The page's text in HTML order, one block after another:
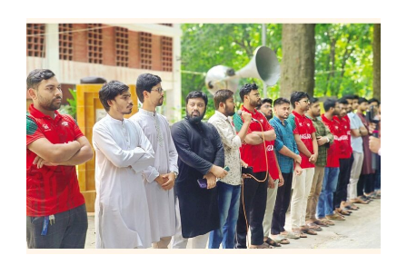
て
T
w
i
t
e
r
で
共
有
(
新
し
い
ウ
ィ
ン
ド
ウ
で
開
o
o
k
で
共
す
る
に
は
ク
リ
ッ
ク
し
く
だ
さ
い
(
新
て
L
i
n
k
d
I
n
で
共
有
(
新
し
ド
で
て
印
刷
(
新
し
い
ィ
ン
ド
ウ
で
開
き
ま
す